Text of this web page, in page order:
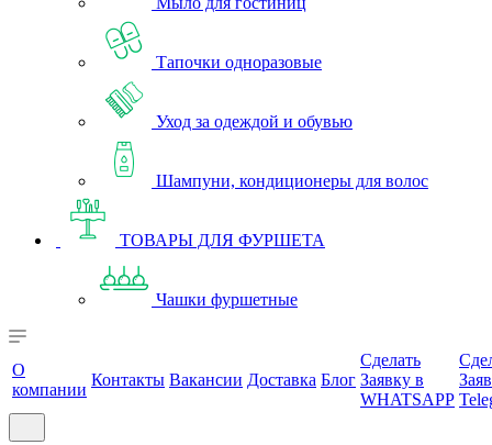
Тапочки одноразовые
Уход за одеждой и обувью
Шампуни, кондиционеры для волос
ТОВАРЫ ДЛЯ ФУРШЕТА
Чашки фуршетные
О
компании
Контакты Вакансии Доставка Блог
Сделать
Заявку в
WHATSAPP